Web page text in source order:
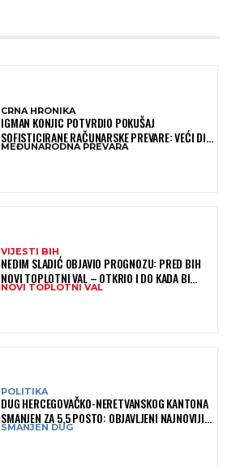
CRNA HRONIKA
IGMAN KONJIC POTVRDIO POKUŠAJ
SOFISTICIRANE RAČUNARSKE PREVARE: VEĆI DIO
NOVCA BLOKIRAN, OČEKUJE SE POVRAT
MEĐUNARODNA PREVARA
VIJESTI BIH
NEDIM SLADIĆ OBJAVIO PROGNOZU: PRED BIH
NOVI TOPLOTNI VAL – OTKRIO I DO KADA BI
MOGAO TRAJATI
NOVI TOPLOTNI VAL
POLITIKA
DUG HERCEGOVAČKO-NERETVANSKOG KANTONA
SMANJEN ZA 5,5 POSTO: OBJAVLJENI NAJNOVIJI
PODACI MINISTARSTVA FINANSIJA
SMANJEN DUG